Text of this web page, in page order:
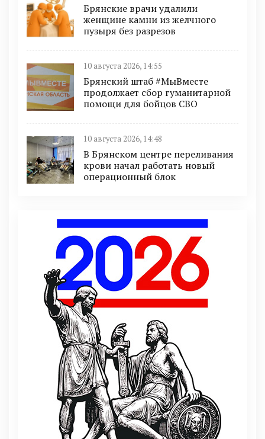
Брянские врачи удалили
женщине камни из желчного
пузыря без разрезов
10 августа 2026, 14:55
Брянский штаб #МыВместе
продолжает сбор гуманитарной
помощи для бойцов СВО
10 августа 2026, 14:48
В Брянском центре переливания
крови начал работать новый
операционный блок